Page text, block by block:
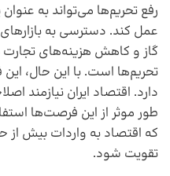
رفع تحریم‌ها می‌تواند به
عمل کند. دسترسی به
گاز و کاهش هزینه‌های تجارت
تحریم‌ها است. با این حال، این
دارد. اقتصاد ایران نیازمند
طور موثر از این فرصت‌ها
که اقتصاد به واردات بیش از
تقویت شود.